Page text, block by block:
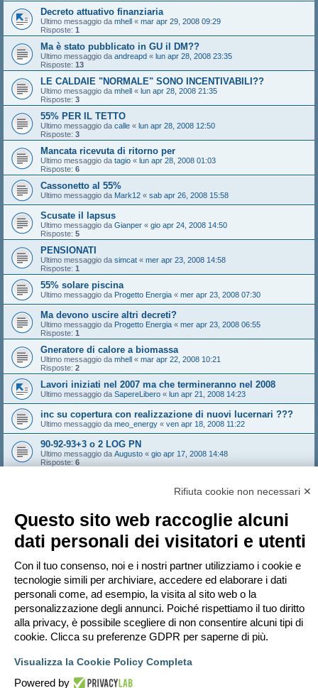
Decreto attuativo finanziaria
Ultimo messaggio da mhell « mar apr 29, 2008 09:29
Risposte: 1
Ma è stato pubblicato in GU il DM??
Ultimo messaggio da andreapd « lun apr 28, 2008 23:35
Risposte: 13
LE CALDAIE "NORMALE" SONO INCENTIVABILI??
Ultimo messaggio da mhell « lun apr 28, 2008 21:35
Risposte: 3
55% PER IL TETTO
Ultimo messaggio da calle « lun apr 28, 2008 12:50
Risposte: 3
Mancata ricevuta di ritorno per
Ultimo messaggio da tagio « lun apr 28, 2008 01:03
Risposte: 6
Cassonetto al 55%
Ultimo messaggio da Mark12 « sab apr 26, 2008 15:58
Scusate il lapsus
Ultimo messaggio da Gianper « gio apr 24, 2008 14:50
Risposte: 5
PENSIONATI
Ultimo messaggio da simcat « mer apr 23, 2008 14:58
Risposte: 1
55% solare piscina
Ultimo messaggio da Progetto Energia « mer apr 23, 2008 07:30
Ma devono uscire altri decreti?
Ultimo messaggio da Progetto Energia « mer apr 23, 2008 06:55
Risposte: 1
Gneratore di calore a biomassa
Ultimo messaggio da mhell « mar apr 22, 2008 10:21
Risposte: 2
Lavori iniziati nel 2007 ma che termineranno nel 2008
Ultimo messaggio da SapereLibero « lun apr 21, 2008 14:23
inc su copertura con realizzazione di nuovi lucernari ???
Ultimo messaggio da meo_energy « ven apr 18, 2008 11:22
90-92-93+3 o 2 LOG PN
Ultimo messaggio da Augusto « gio apr 17, 2008 14:48
Risposte: 6
mar apr 15, 2008 21:41
Bloccato
546 argomenti Pagina 1di11
1 2 3 4 5 … 11 Prossimo
Vai a
PERMESSI FORUM
Non puoiaprire nuovi argomenti
Non puoirispondere negli argomenti
Non puoi
modificare i tuoi messaggi
Non puoicancellare i tuoi messaggi
Rifiuta cookie non necessari ✕
Questo sito web raccoglie alcuni
dati personali dei visitatori e utenti
Con il tuo consenso, noi e i nostri partner utilizziamo i cookie e
tecnologie simili per archiviare, accedere ed elaborare i dati
personali come, ad esempio, la visita al sito web o la
personalizzazione degli annunci. Poiché rispettiamo il tuo diritto
alla privacy, è possibile scegliere di non consentire alcuni tipi di
cookie. Clicca su preferenze GDPR per saperne di più.
Visualizza la Cookie Policy Completa
Powered by